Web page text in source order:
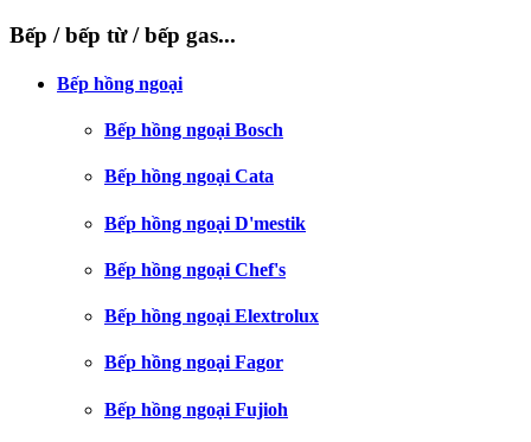
Bếp / bếp từ / bếp gas...
Bếp hồng ngoại
Bếp hồng ngoại Bosch
Bếp hồng ngoại Cata
Bếp hồng ngoại D'mestik
Bếp hồng ngoại Chef's
Bếp hồng ngoại Elextrolux
Bếp hồng ngoại Fagor
Bếp hồng ngoại Fujioh